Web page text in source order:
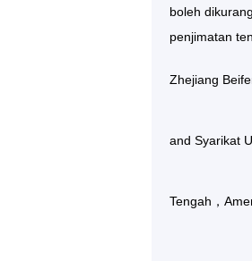
boleh
penjimatan
Zhejiang
and Syarikat
Tengah，